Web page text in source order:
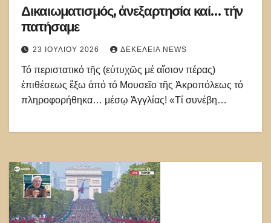
Δικαιωματισμός, ἀνεξαρτησία καί… τήν
πατήσαμε
23 ΙΟΥΛΊΟΥ 2026 ΔΕΚΈΛΕΙΑ NEWS
Τό περιστατικό τῆς (εὐτυχῶς μέ αἴσιον πέρας)
ἐπιθέσεως ἔξω ἀπό τό Μουσεῖο τῆς Ἀκροπόλεως τό
πληροφορήθηκα… μέσῳ Ἀγγλίας! «Τί συνέβη…